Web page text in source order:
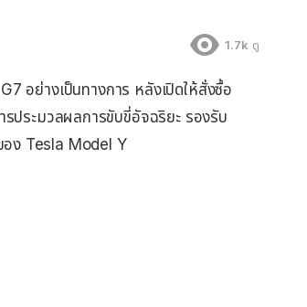
1.7k ดู
อย่างเป็นทางการ หลังเปิดให้สั่งซื้อ
ประมวลผลการขับขี่อัจฉริยะ รองรับ
อง Tesla Model Y